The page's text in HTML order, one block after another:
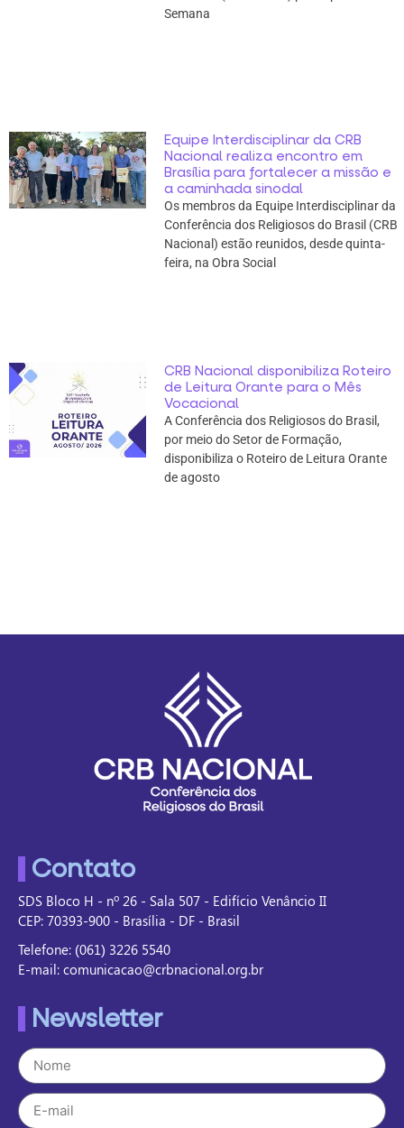
Semana
Equipe Interdisciplinar da CRB
Nacional realiza encontro em
Brasília para fortalecer a missão e
a caminhada sinodal
Os membros da Equipe Interdisciplinar da
Conferência dos Religiosos do Brasil (CRB
Nacional) estão reunidos, desde quinta-
feira, na Obra Social
CRB Nacional disponibiliza Roteiro
de Leitura Orante para o Mês
Vocacional
A Conferência dos Religiosos do Brasil,
por meio do Setor de Formação,
disponibiliza o Roteiro de Leitura Orante
de agosto
Contato
SDS Bloco H - nº 26 - Sala 507 - Edifício Venâncio II
CEP: 70393-900 - Brasília - DF - Brasil
Telefone: (061) 3226 5540
E-mail: comunicacao@crbnacional.org.br
Newsletter